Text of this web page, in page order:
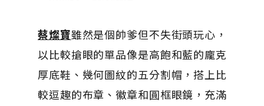
蔡燦寶雖然是個帥爹但不失街頭玩心，
以比較搶眼的單品像是高飽和藍的龐克
厚底鞋、幾何圖紋的五分割帽，搭上比
較逗趣的布章、徽章和圓框眼鏡，充滿